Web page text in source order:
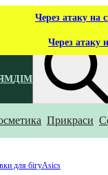
Через атаку на
Через атаку
ДІМ
Що ти
Прикраси
для бігуAsics